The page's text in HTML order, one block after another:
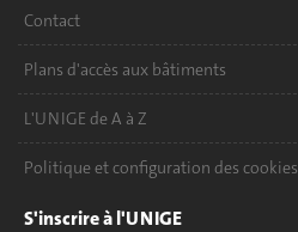
Contact
Plans d'accès aux bâtiments
L'UNIGE de A à Z
Politique et configuration des cookies
S'inscrire à l'UNIGE